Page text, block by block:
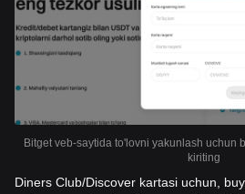
Bitget veb-saytida to'lovni yakunlash uchun
kiriting
Diners Club/Discover kartasi uchun,